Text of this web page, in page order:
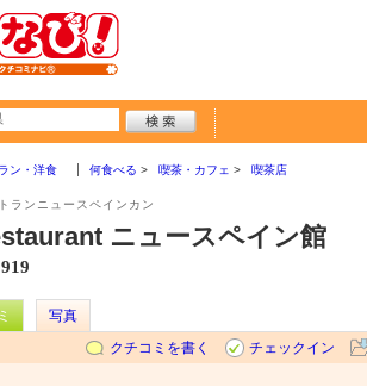
ン・洋食 何食べる 喫茶・カフェ 喫茶店
ランニュースペインカン
ニュースペイン館
写真
クチコミを書く
チェックイン